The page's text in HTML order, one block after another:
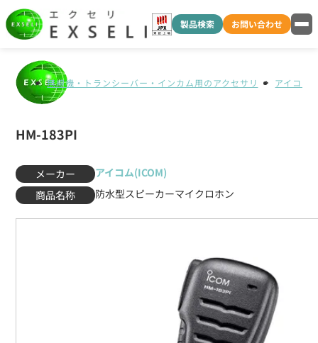
製品検索 お問い合わせ
無線機・トランシーバー・インカム用のアクセサリ アイコム
HM-183PI
メーカー
アイコム(ICOM)
商品名称
防水型スピーカーマイクロホン